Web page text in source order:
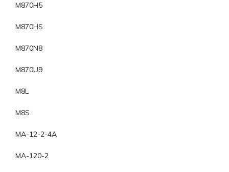
M870H5
M870HS
M870N8
M870U9
M8L
M8S
MA-12-2-4A
MA-120-2